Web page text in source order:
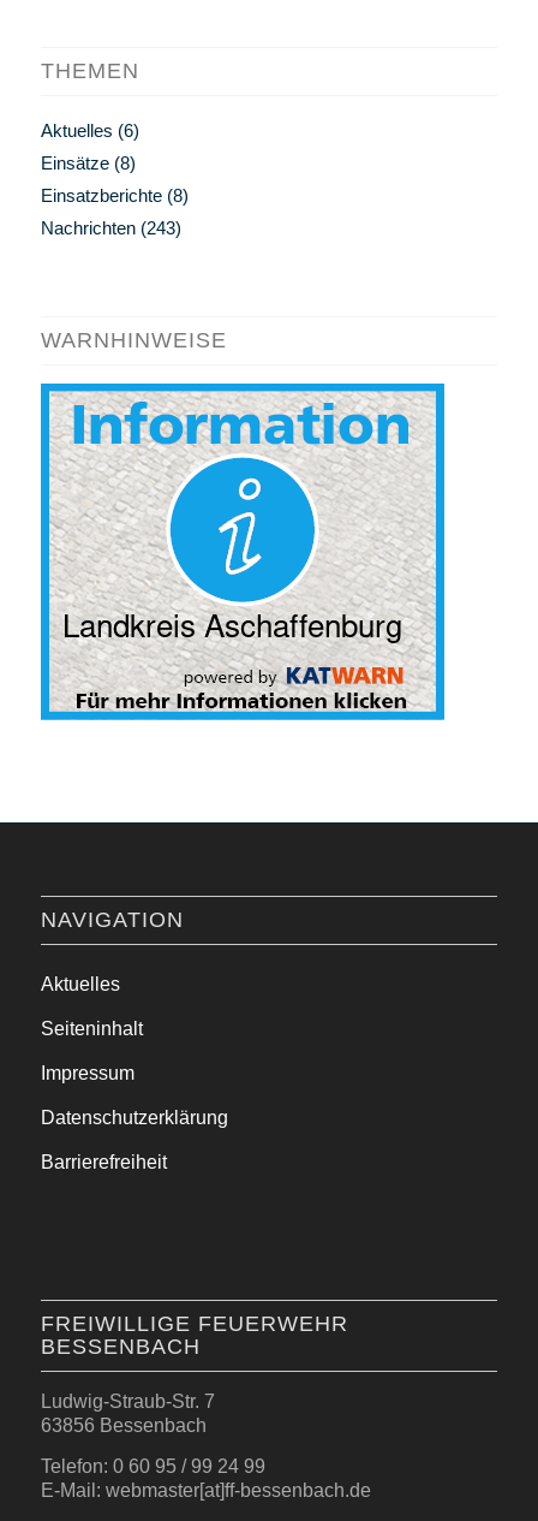
THEMEN
Aktuelles (6)
Einsätze(8)
Einsatzberichte(8)
Nachrichten(243)
WARNHINWEISE
NAVIGATION
Aktuelles
Seiteninhalt
Impressum
Datenschutzerklärung
Barrierefreiheit
FREIWILLIGE FEUERWEHR
BESSENBACH
Ludwig-Straub-Str. 7
63856 Bessenbach
Telefon: 0 60 95 / 99 24 99
E-Mail: webmaster[at]ff-bessenbach.de